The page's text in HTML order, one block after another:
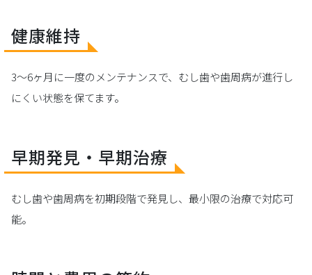
健康維持
3～6ヶ月に一度のメンテナンスで、むし歯や歯周病が進行し
にくい状態を保てます。
早期発見・早期治療
むし歯や歯周病を初期段階で発見し、最小限の治療で対応可
能。